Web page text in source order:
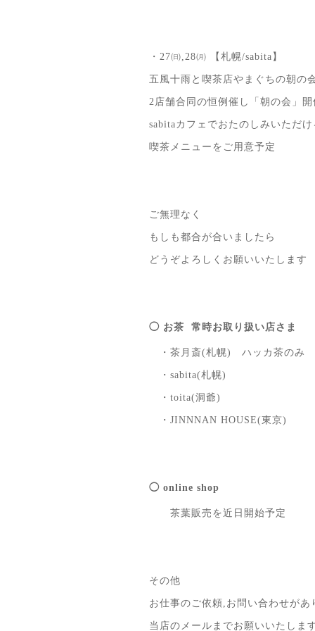
・27㈰,28㈪ 【札幌/sabita】
五風十雨と喫茶店やまぐちの朝の
2店舗合同の恒例催し「朝の会」開
sabitaカフェでおたのしみいただけ
喫茶メニューをご用意予定
ご無理なく
もしも都合が合いましたら
どうぞよろしくお願いいたします
◯ お茶 常時お取り扱い店さま
・茶月斎(札幌) ハッカ茶のみ
・sabita(札幌)
・toita(洞爺)
・JINNNAN HOUSE(東京)
◯ online shop
茶葉販売を近日開始予定
その他
お仕事のご依頼,お問い合わせがあ
当店のメールまでお願いいたしま